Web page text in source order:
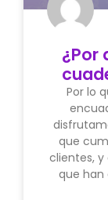
¿Por
Por lo
que
clientes, y
que han